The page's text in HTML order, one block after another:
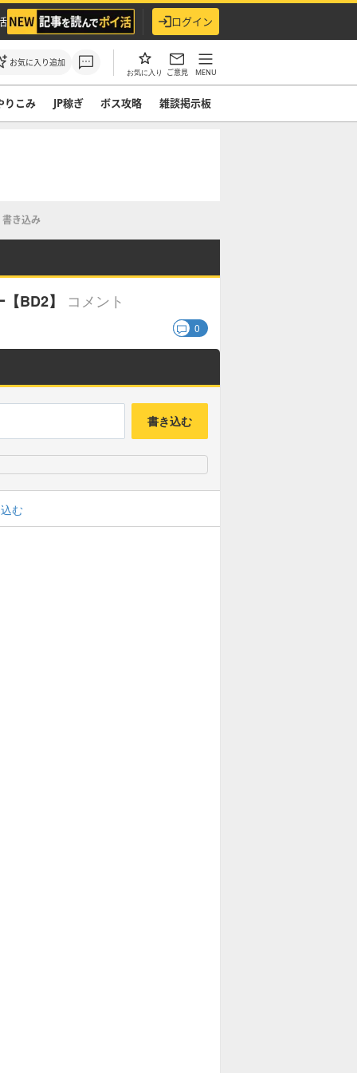
ログイン
お気に入り追加
お気に入り ご意見 MENU
りこみ JP稼ぎ ボス攻略 雑談掲示板
書き込み
BD2】 コメント
0
書き込む
む